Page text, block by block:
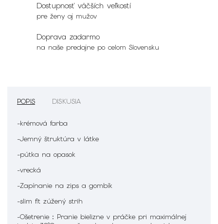
Dostupnosť väčších veľkostí
pre ženy aj mužov
Doprava zadarmo
na naše predajne po celom Slovensku
POPIS DISKUSIA
-krémová farba
-Jemný štruktúra v látke
-pútka na opasok
-vrecká
-Zapínanie na zips a gombík
-slim fit zúžený strih
-Ošetrenie : Pranie bielizne v práčke pri maximálnej